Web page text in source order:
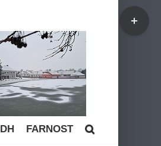
FARNOST
Toggle
Sliding